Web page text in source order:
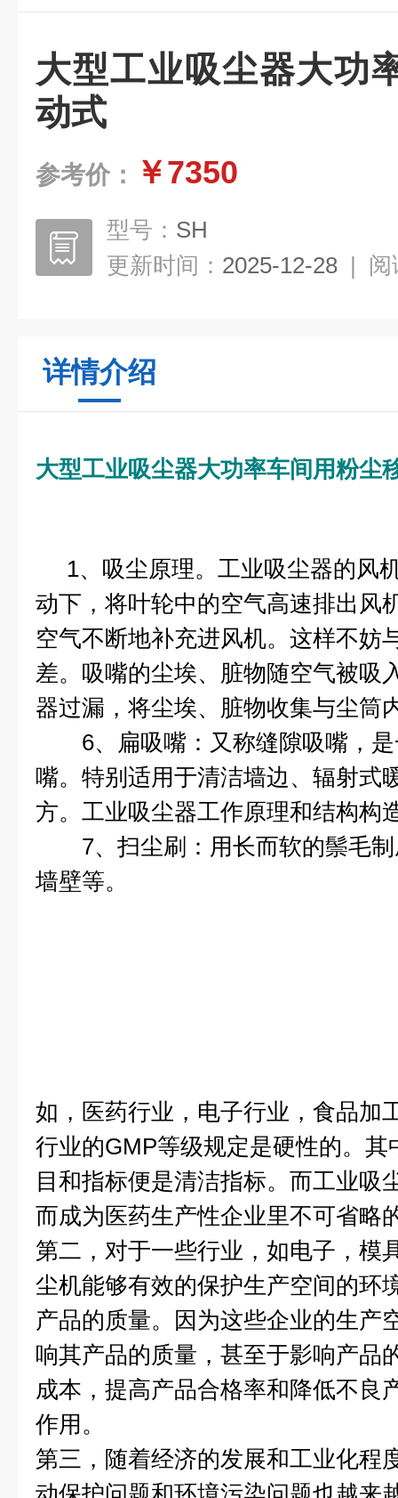
大型工业吸尘器大功
动式
参考价： ￥7350
型号： SH
更新时间： 2025-12-28 | 阅
详情介绍
大型工业吸尘器大功率车间用粉尘
1、吸尘原理。工业吸尘器的风
动下，将叶轮中的空气高速排出风
空气不断地补充进风机。这样不妨
差。吸嘴的尘埃、脏物随空气被吸
器过漏，将尘埃、脏物收集与尘筒
6、扁吸嘴：又称缝隙吸嘴，是
嘴。特别适用于清洁墙边、辐射式
方。工业吸尘器工作原理和结构构
7、扫尘刷：用长而软的鬃毛制
墙壁等。
如，医药行业，电子行业，食品加
行业的GMP等级规定是硬性的。
目和指标便是清洁指标。而工业吸
而成为医药生产性企业里不可省略
第二，对于一些行业，如电子，模
尘机能够有效的保护生产空间的环
产品的质量。因为这些企业的生产
响其产品的质量，甚至于影响产品
成本，提高产品合格率和降低不良
作用。
第三，随着经济的发展和工业化程